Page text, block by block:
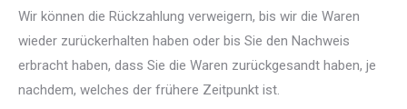
Wir können die Rückzahlung verweigern, bis wir die Waren
wieder zurückerhalten haben oder bis Sie den Nachweis
erbracht haben, dass Sie die Waren zurückgesandt haben, je
nachdem, welches der frühere Zeitpunkt ist.